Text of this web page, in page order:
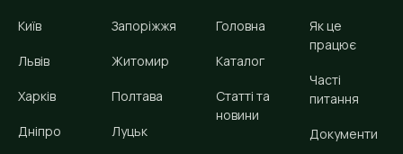
Київ
Львів
Харків
Дніпро
Запоріжжя
Житомир
Полтава
Луцьк
Головна
Каталог
Статті та
новини
Як це
працює
Часті
питання
Документи